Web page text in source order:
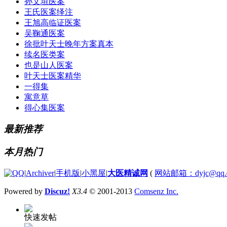
王氏医案绎注
王旭高临证医案
吴鞠通医案
徐批叶天士晚年方案真本
续名医类案
也是山人医案
叶天士医案精华
一得集
寓意草
得心集医案
最新推荐
本月热门
|Archiver|手机版|小黑屋|大医精诚网 ( 网站邮箱：
Powered by Discuz! X3.4 © 2001-2013 Comsenz Inc.
快速发帖